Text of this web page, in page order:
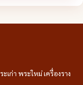
ต์หัวใจม้าสีหมอก ตะปูตอก
ก่า พระใหม่ เครื่องราง